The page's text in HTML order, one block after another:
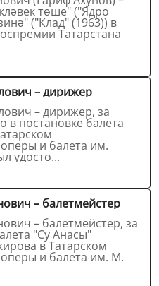
төше" ("Ядро
("Клад" (1963)) в
Татарстана
– дирижер
– дирижер, за
в постановке балета
и балета им.
удосто...
– балетмейстер
– балетмейстер, за
"Су Анасы"
в Татарском
оперы и балета им. М.